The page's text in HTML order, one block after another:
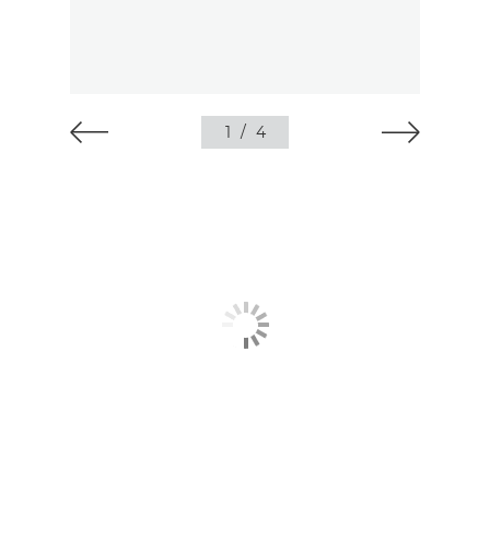
1 / 4